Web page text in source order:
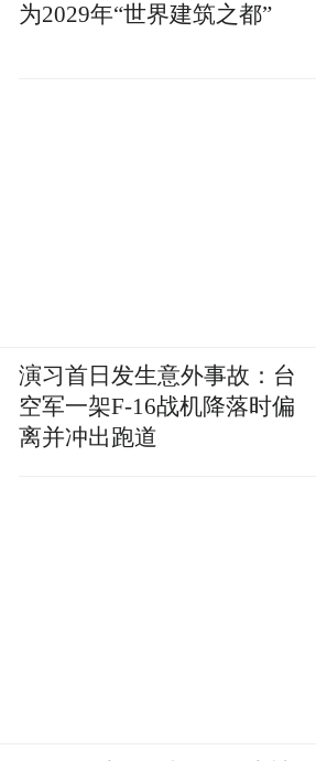
为2029年“世界建筑之都”
演习首日发生意外事故：台
空军一架F-16战机降落时偏
离并冲出跑道